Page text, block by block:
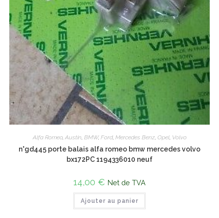
Alfa Romeo, Austin, BMW, Ford, Mercedes Benz, Opel, Volvo
n°gd445 porte balais alfa romeo bmw mercedes volvo
bx172PC 1194336010 neuf
14,00 € Net de TVA
Ajouter au panier